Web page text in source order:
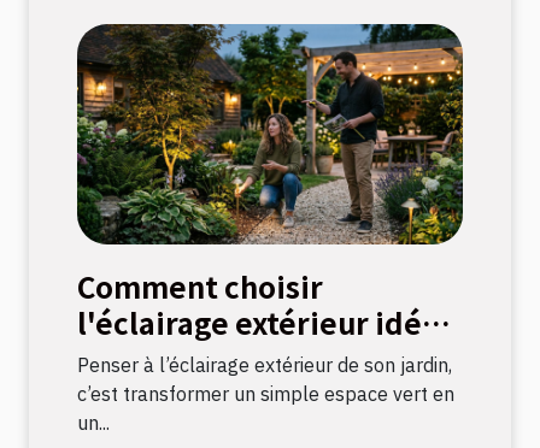
Comment choisir
l'éclairage extérieur idéal
pour votre jardin ?
Penser à l’éclairage extérieur de son jardin,
c’est transformer un simple espace vert en
un...